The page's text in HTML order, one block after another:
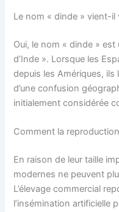
Le nom « dinde » vient-il
Oui, le nom « dinde »
d’Inde ». Lorsque les
depuis les Amériques, ils
d’une confusion
initialement considérée
Comment la
En raison de leur taille
modernes ne peuvent
L’élevage commercial
l’insémination artificielle